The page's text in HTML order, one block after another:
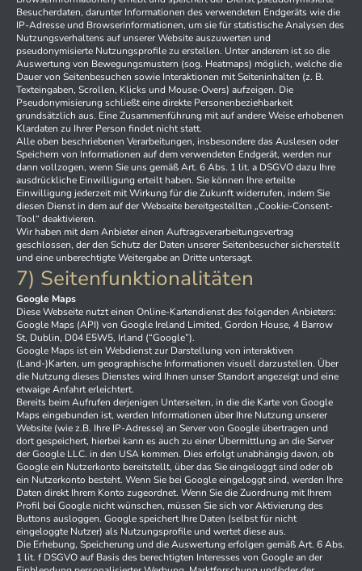
Besucherdaten, darunter Informationen des verwendeten Endgeräts wie die
IP-Adresse und Browserinformationen, um sie für statistische Analysen des
Nutzungsverhaltens auf unserer Website auszuwerten und
pseudonymisierte Nutzungsprofile zu erstellen. Unter anderem ist so die
Auswertung von Bewegungsmustern (sog. Heatmaps) möglich, welche die
Dauer von Seitenbesuchen sowie Interaktionen mit Seiteninhalten (z. B.
Texteingaben, Scrollen, Klicks und Mouse-Overs) aufzeigen. Die
Pseudonymisierung schließt eine direkte Personenbeziehbarkeit
grundsätzlich aus. Eine Zusammenführung mit auf andere Weise erhobenen
Klardaten zu Ihrer Person findet nicht statt.
Alle oben beschriebenen Verarbeitungen, insbesondere das Auslesen oder
Speichern von Informationen auf dem verwendeten Endgerät, werden nur
dann vollzogen, wenn Sie uns gemäß Art. 6 Abs. 1 lit. a DSGVO dazu Ihre
ausdrückliche Einwilligung erteilt haben. Sie können Ihre erteilte
Einwilligung jederzeit mit Wirkung für die Zukunft widerrufen, indem Sie
diesen Dienst in dem auf der Webseite bereitgestellten „Cookie-Consent-
Tool“ deaktivieren.
Wir haben mit dem Anbieter einen Auftragsverarbeitungsvertrag
geschlossen, der den Schutz der Daten unserer Seitenbesucher sicherstellt
und eine unberechtigte Weitergabe an Dritte untersagt.
7) Seitenfunktionalitäten
Google Maps
Diese Webseite nutzt einen Online-Kartendienst des folgenden Anbieters:
Google Maps (API) von Google Ireland Limited, Gordon House, 4 Barrow
St, Dublin, D04 E5W5, Irland (“Google”).
Google Maps ist ein Webdienst zur Darstellung von interaktiven
(Land-)Karten, um geographische Informationen visuell darzustellen. Über
die Nutzung dieses Dienstes wird Ihnen unser Standort angezeigt und eine
etwaige Anfahrt erleichtert.
Bereits beim Aufrufen derjenigen Unterseiten, in die die Karte von Google
Maps eingebunden ist, werden Informationen über Ihre Nutzung unserer
Website (wie z.B. Ihre IP-Adresse) an Server von Google übertragen und
dort gespeichert, hierbei kann es auch zu einer Übermittlung an die Server
der Google LLC. in den USA kommen. Dies erfolgt unabhängig davon, ob
Google ein Nutzerkonto bereitstellt, über das Sie eingeloggt sind oder ob
ein Nutzerkonto besteht. Wenn Sie bei Google eingeloggt sind, werden Ihre
Daten direkt Ihrem Konto zugeordnet. Wenn Sie die Zuordnung mit Ihrem
Profil bei Google nicht wünschen, müssen Sie sich vor Aktivierung des
Buttons ausloggen. Google speichert Ihre Daten (selbst für nicht
eingeloggte Nutzer) als Nutzungsprofile und wertet diese aus.
Die Erhebung, Speicherung und die Auswertung erfolgen gemäß Art. 6 Abs.
1 lit. f DSGVO auf Basis des berechtigten Interesses von Google an der